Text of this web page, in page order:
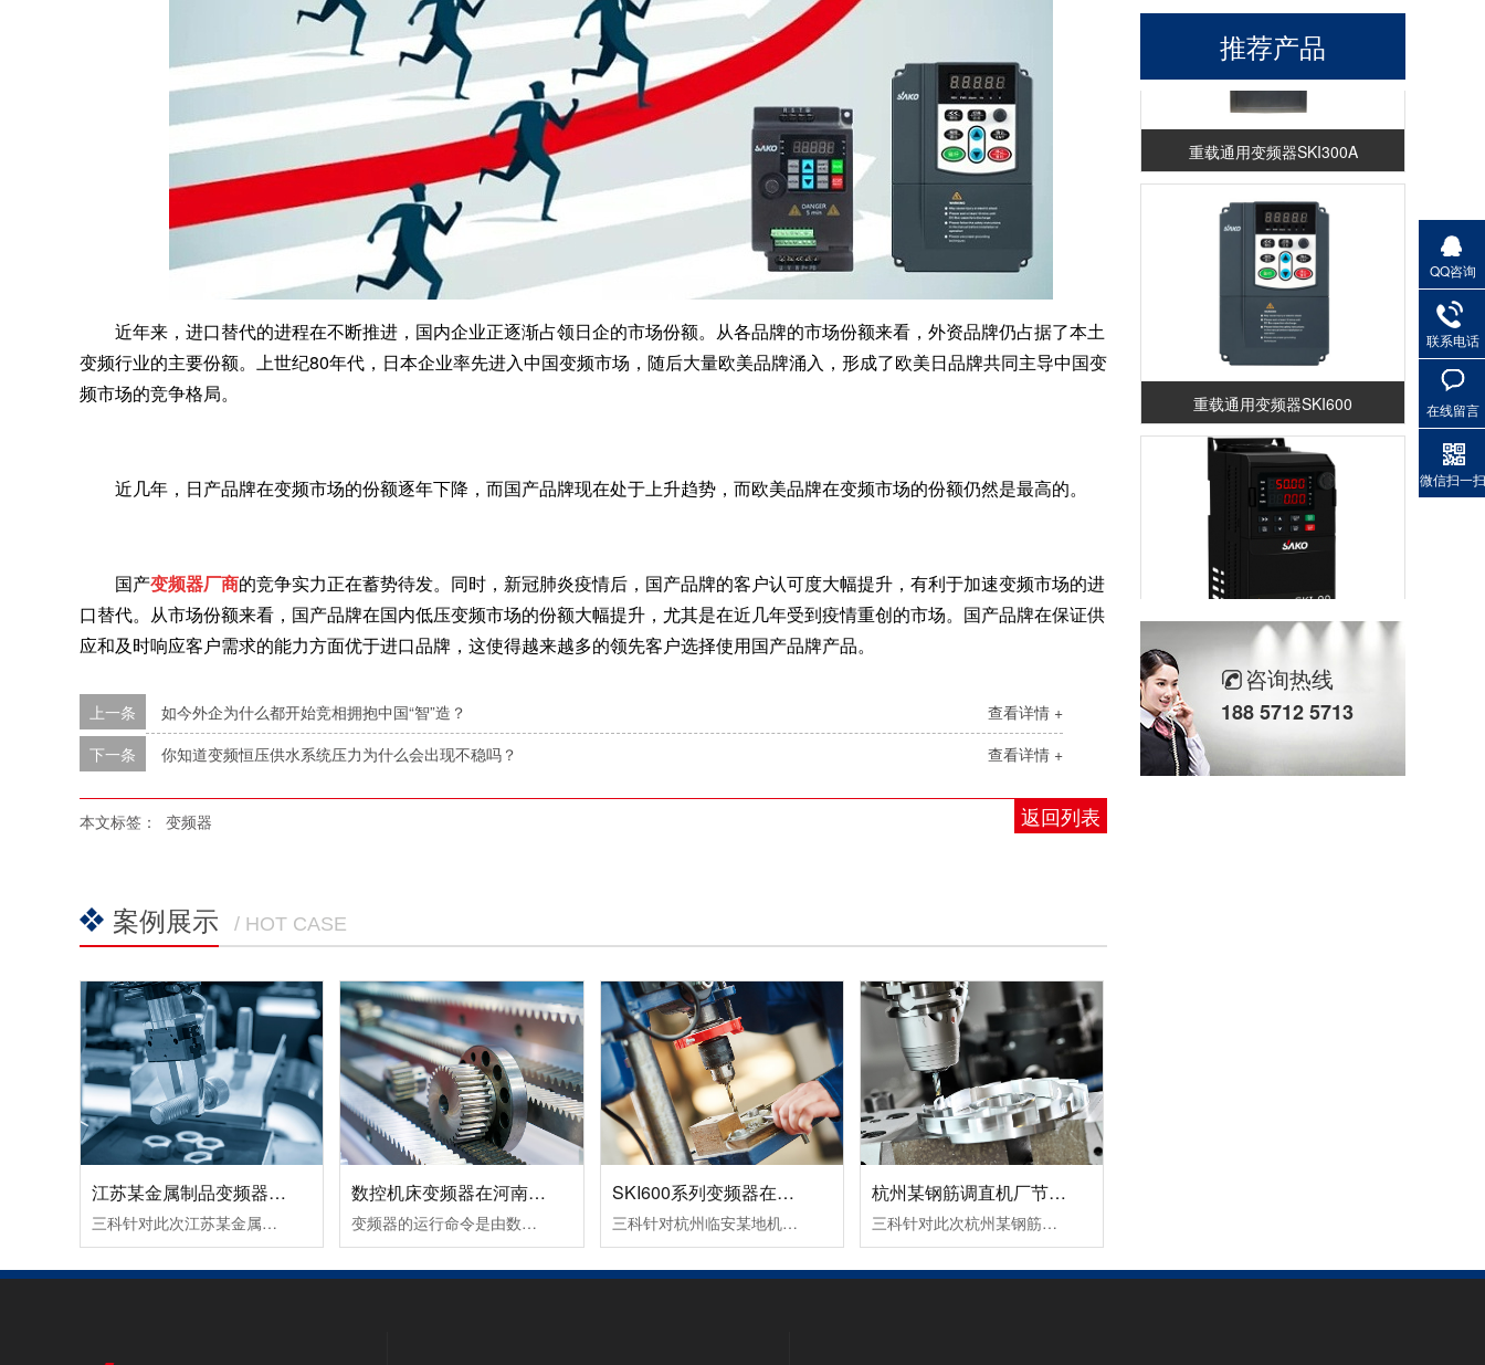
近年来，进口替代的进程在不断推进，国内企业正逐渐占领日企的市场份额。从各品牌的市场份额来看，外资品牌仍占据了本土
变频行业的主要份额。上世纪80年代，日本企业率先进入中国变频市场，随后大量欧美品牌涌入，形成了欧美日品牌共同主导中国变
频市场的竞争格局。
近几年，日产品牌在变频市场的份额逐年下降，而国产品牌现在处于上升趋势，而欧美品牌在变频市场的份额仍然是最高的。
国产变频器厂商的竞争实力正在蓄势待发。同时，新冠肺炎疫情后，国产品牌的客户认可度大幅提升，有利于加速变频市场的进
口替代。从市场份额来看，国产品牌在国内低压变频市场的份额大幅提升，尤其是在近几年受到疫情重创的市场。国产品牌在保证供
应和及时响应客户需求的能力方面优于进口品牌，这使得越来越多的领先客户选择使用国产品牌产品。
查看详情 +
上一条
如今外企为什么都开始竞相拥抱中国“智”造？
查看详情 +
下一条 你知道变频恒压供水系统压力为什么会出现不稳吗？
返回列表
本文标签： 变频器
案例展示 / HOT CASE
江苏某金属制品变频器节能改造案例！
三科针对此次江苏某金属制品变频器节能改造案例除了采用变频调速让电机达到理想工作转速外，在提高球磨机的研磨效率所取得的节能效果也很好。由于球磨机在设计时，都考虑到保证电动机的最大输出转矩，而实际生产过程中，往往达不到最大输出转矩，电动机处于轻载（不满载）工作状态，其功率因数和效率都较低。这时可通......
数控机床变频器在河南数控设备中的应用案例！
变频器的运行命令是由数控系列发出运行指令，一个正转命令FWD（S1输入），一个反转命令REV（S2输入）。频率信号是由数控系统输出转速信号S(0～10VDC），从变频器AI2端子输入频率指令即可改变频器的频率，从而改变电机的转速。变频器输出故障信号（R1A，R1C）到数控系统，变频器报故障代码时，使机床控制系统停止工作。
SKI600系列变频器在杭州临安某机械设备生产企业中的应用案例！
三科针对杭州临安某地机械设备生产企业设计了SKI600系列变频器在卧式木工带锯机上的应用所采取的设备加工工艺及控制方案：其工作过程为跑车工作台以一定的速度运行一段距离，此速度通常是慢速行进，由PLC给变频器启动和多段速信号，变频器带动跑车工作台电机以低速行进；当锯条进至木头大概5公分左右的位置后，PLC.....
杭州某钢筋调直机厂节能变频器改造案例！
三科针对此次杭州某钢筋调直机厂节能变频器改造案例中提出以下三个结论：1，降低设备启动电流，让电网电压更稳定，大大缓解了电源容量紧张传统钢筋调直机无变频器启动时的电流等于(4-7)倍额定电流，这样会对机电设备和供电电网造成严重的冲击，而且还会对电网容量要求过高。变频器具有上电电机检测、输入输出缺相保护......
推荐产品
重载通用变频器SKI300A
重载通用变频器SKI600
重载通用变频器SKI-90
咨询热线
188 5712 5713
QQ咨询
联系电话
在线留言
微信扫一扫